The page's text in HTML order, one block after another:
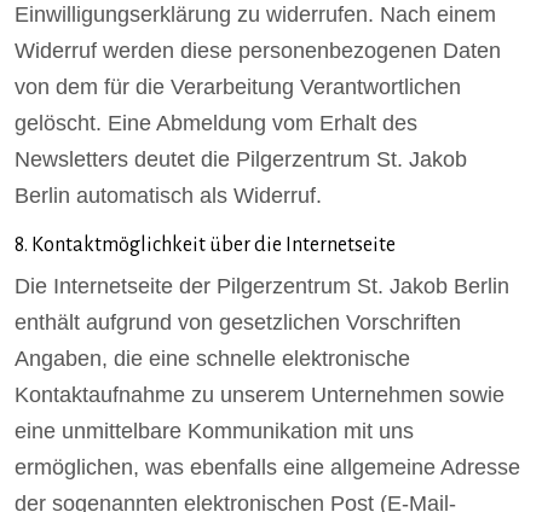
Einwilligungserklärung zu widerrufen. Nach einem
Widerruf werden diese personenbezogenen Daten
von dem für die Verarbeitung Verantwortlichen
gelöscht. Eine Abmeldung vom Erhalt des
Newsletters deutet die Pilgerzentrum St. Jakob
Berlin automatisch als Widerruf.
8. Kontaktmöglichkeit über die Internetseite
Die Internetseite der Pilgerzentrum St. Jakob Berlin
enthält aufgrund von gesetzlichen Vorschriften
Angaben, die eine schnelle elektronische
Kontaktaufnahme zu unserem Unternehmen sowie
eine unmittelbare Kommunikation mit uns
ermöglichen, was ebenfalls eine allgemeine Adresse
der sogenannten elektronischen Post (E-Mail-